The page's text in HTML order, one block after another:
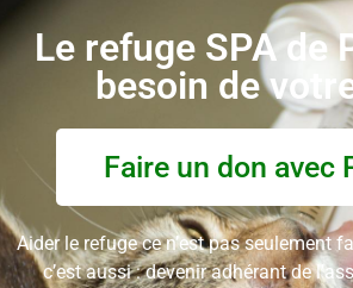
Le refuge SPA de
besoin de
Faire un don avec
Aider le refuge ce n’est pas seulement
c’est aussi : devenir adhérant de